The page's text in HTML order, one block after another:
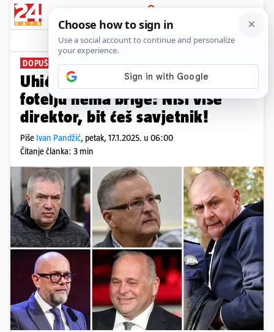
PRIJAVA
News Komentari
DOPUŠTAJU NERED PLUS+
Uhićeni, a zadržali su posao. Za
fotelju nema brige: Nisi više
direktor, bit ćeš savjetnik!
Piše Ivan Pandžić, petak, 17.1.2025. u 06:00
Čitanje članka: 3 min